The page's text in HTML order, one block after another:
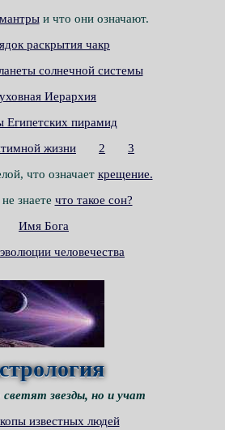
и что они означают.
раскрытия чакр
солнечной системы
Иерархия
Египетских пирамид
жизни
2
3
что означает крещение.
знаете что такое сон?
Имя Бога
человечества
звезды, но и учат
известных людей